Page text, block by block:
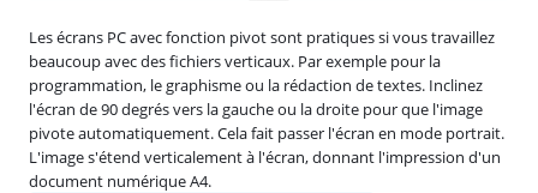
Les écrans PC avec fonction pivot sont pratiques si vous travaillez
beaucoup avec des fichiers verticaux. Par exemple pour la
programmation, le graphisme ou la rédaction de textes. Inclinez
l'écran de 90 degrés vers la gauche ou la droite pour que l'image
pivote automatiquement. Cela fait passer l'écran en mode portrait.
L'image s'étend verticalement à l'écran, donnant l'impression d'un
document numérique A4.